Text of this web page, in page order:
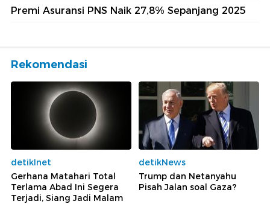
Premi Asuransi PNS Naik 27,8% Sepanjang 2025
Rekomendasi
detikInet
Gerhana Matahari Total
Terlama Abad Ini Segera
Terjadi, Siang Jadi Malam
detikNews
Trump dan Netanyahu
Pisah Jalan soal Gaza?